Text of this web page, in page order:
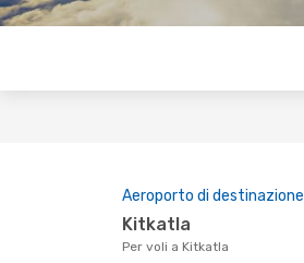
Aeroporto di destinazione
Kitkatla
Per voli a Kitkatla